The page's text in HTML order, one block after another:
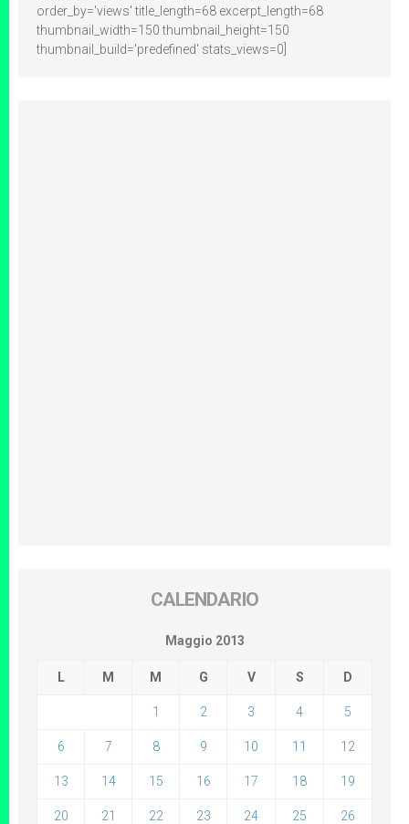
order_by='views' title_length=68 excerpt_length=68
thumbnail_width=150 thumbnail_height=150
thumbnail_build='predefined' stats_views=0]
CALENDARIO
Maggio 2013
L M M G V S D
1 2 3 4 5
6 7 8 9 10 11 12
13 14 15 16 17 18 19
20 21 22 23 24 25 26